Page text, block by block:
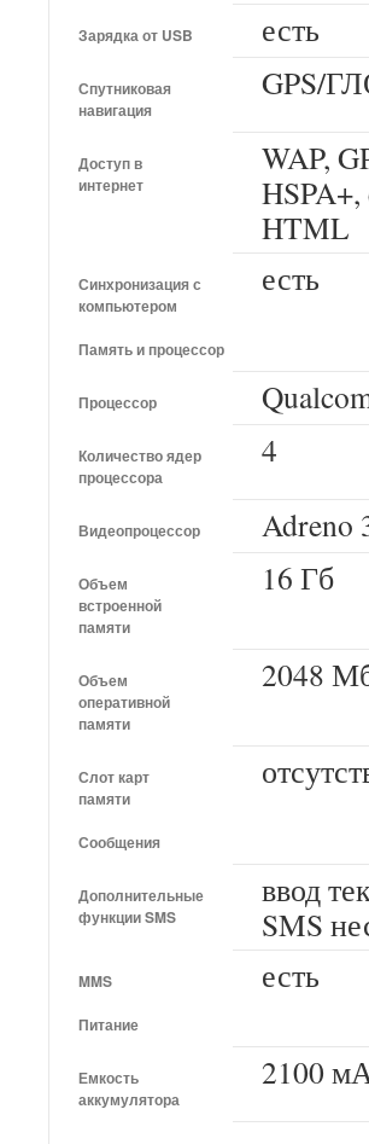
Зарядка от USB есть
Спутниковая
навигация
GPS/
Доступ в
интернет
WAP,
HTML
Синхронизация с
компьютером
есть
Память и процессор
Процессор
Количество ядер
процессора
4
Видеопроцессор Adreno
Объем
встроенной
памяти
16 Гб
Объем
оперативной
памяти
2048
Слот карт
памяти
Сообщения
Дополнительные
функции SMS
ввод
SMS
MMS есть
Питание
Емкость
аккумулятора
2100